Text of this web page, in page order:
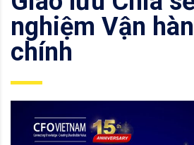
nghiệm Vận
chính